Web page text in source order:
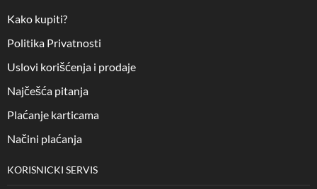
Kako kupiti?
Politika Privatnosti
Uslovi korišćenja i prodaje
Najčešća pitanja
Plaćanje karticama
Načini plaćanja
KORISNICKI SERVIS